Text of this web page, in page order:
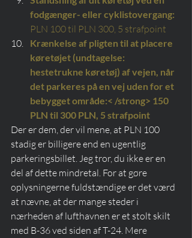
fodgænger- eller cyklistovergang:
PLN 100 til PLN 300, 5 strafpoint
Krænkelse af pligten til at placere
køretøjet (undtagelse:
hestetrukne køretøj) af vejen, når
det parkeres på en vej uden for et
bebygget område:< /strong> 150
PLN til 300 PLN, 5 strafpoint
Der er dem, der vil mene, at PLN 100
stadig er billigere end en ugentlig
parkeringsbillet. Jeg tror, du ikke er en
del af dette mindretal. For at gøre
oplysningerne fuldstændige er det værd
at nævne, at der mange steder i
nærheden af lufthavnen er et stolt skilt
med B-36 ved siden af T-24. Mere